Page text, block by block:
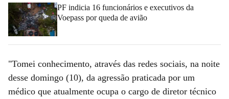
PF indicia 16 funcionários e executivos da
Voepass por queda de avião
"Tomei conhecimento, através das redes sociais, na noite
desse domingo (10), da agressão praticada por um
médico que atualmente ocupa o cargo de diretor técnico